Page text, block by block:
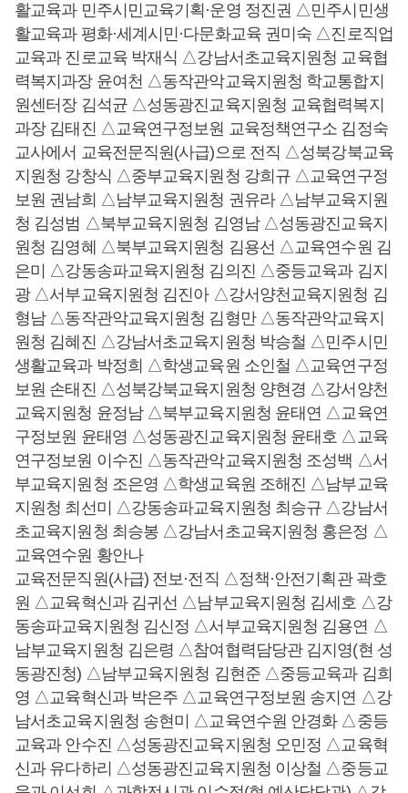
활교육과 민주시민교육기획·운영 정진권 △민주시민생
활교육과 평화·세계시민·다문화교육 권미숙 △진로직업
교육과 진로교육 박재식 △강남서초교육지원청 교육협
력복지과장 윤여천 △동작관악교육지원청 학교통합지
원센터장 김석균 △성동광진교육지원청 교육협력복지
과장 김태진 △교육연구정보원 교육정책연구소 김정숙
교사에서 교육전문직원(사급)으로 전직 △성북강북교육
지원청 강창식 △중부교육지원청 강희규 △교육연구정
보원 권남희 △남부교육지원청 권유라 △남부교육지원
청 김성범 △북부교육지원청 김영남 △성동광진교육지
원청 김영혜 △북부교육지원청 김용선 △교육연수원 김
은미 △강동송파교육지원청 김의진 △중등교육과 김지
광 △서부교육지원청 김진아 △강서양천교육지원청 김
형남 △동작관악교육지원청 김형만 △동작관악교육지
원청 김혜진 △강남서초교육지원청 박승철 △민주시민
생활교육과 박정희 △학생교육원 소인철 △교육연구정
보원 손태진 △성북강북교육지원청 양현경 △강서양천
교육지원청 윤정남 △북부교육지원청 윤태연 △교육연
구정보원 윤태영 △성동광진교육지원청 윤태호 △교육
연구정보원 이수진 △동작관악교육지원청 조성백 △서
부교육지원청 조은영 △학생교육원 조해진 △남부교육
지원청 최선미 △강동송파교육지원청 최승규 △강남서
초교육지원청 최승봉 △강남서초교육지원청 홍은정 △
교육연수원 황안나
교육전문직원(사급) 전보·전직 △정책·안전기획관 곽호
원 △교육혁신과 김귀선 △남부교육지원청 김세호 △강
동송파교육지원청 김신정 △서부교육지원청 김용연 △
남부교육지원청 김은령 △참여협력담당관 김지영(현 성
동광진청) △남부교육지원청 김현준 △중등교육과 김희
영 △교육혁신과 박은주 △교육연구정보원 송지연 △강
남서초교육지원청 송현미 △교육연수원 안경화 △중등
교육과 안수진 △성동광진교육지원청 오민정 △교육혁
신과 유다하리 △성동광진교육지원청 이상철 △중등교